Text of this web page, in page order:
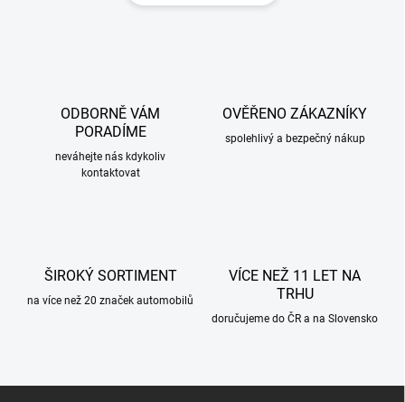
ODBORNĚ VÁM
PORADÍME
neváhejte nás kdykoliv
kontaktovat
OVĚŘENO ZÁKAZNÍKY
spolehlivý a bezpečný nákup
ŠIROKÝ SORTIMENT
na více než 20 značek automobilů
VÍCE NEŽ 11 LET NA
TRHU
doručujeme do ČR a na Slovensko